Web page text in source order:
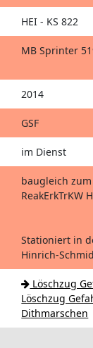
HEI - KS 822
MB Sprinter
2014
GSF
im Dienst
baugleich
ReakErkTrKW
Stationiert in
Hinrich-
Löschzug
Löschzug
Dithmarschen